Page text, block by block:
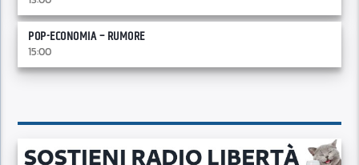
POP-ECONOMIA – RUMORE
15:00